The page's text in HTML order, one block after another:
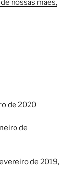
nossas mães,
de 2020
de
de 2019,